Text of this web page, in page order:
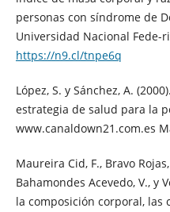
personas con síndrome de
Universidad Nacional Fede-
https://n9.cl/tnpe6q
López, S. y Sánchez, A.
estrategia de salud para la
www.canaldown21.com.es
Maureira Cid, F., Bravo
Bahamondes Acevedo, V., y
la composición corporal, las